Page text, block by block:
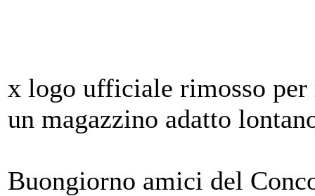
x logo ufficiale rimosso per
un magazzino adatto
Buongiorno amici del